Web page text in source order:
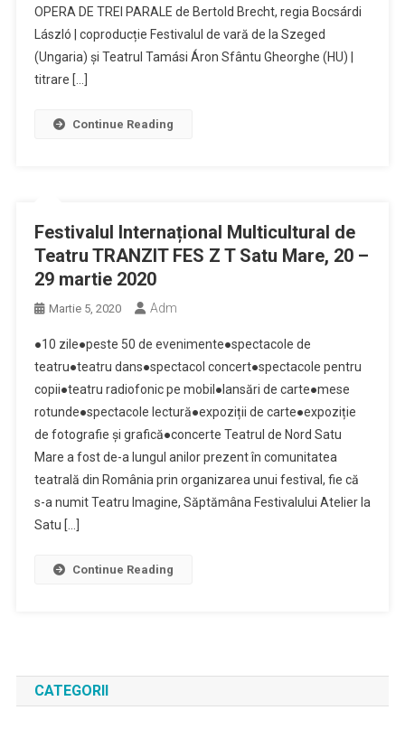
OPERA DE TREI PARALE de Bertold Brecht, regia Bocsárdi
László | coproducție Festivalul de vară de la Szeged
(Ungaria) și Teatrul Tamási Áron Sfântu Gheorghe (HU) |
titrare […]
Continue Reading
Festivalul Internațional Multicultural de
Teatru TRANZIT FES Z T Satu Mare, 20 –
29 martie 2020
Martie 5, 2020 Adm
●10 zile●peste 50 de evenimente●spectacole de
teatru●teatru dans●spectacol concert●spectacole pentru
copii●teatru radiofonic pe mobil●lansări de carte●mese
rotunde●spectacole lectură●expoziții de carte●expoziție
de fotografie și grafică●concerte Teatrul de Nord Satu
Mare a fost de-a lungul anilor prezent în comunitatea
teatrală din România prin organizarea unui festival, fie că
s-a numit Teatru Imagine, Săptămâna Festivalului Atelier la
Satu […]
Continue Reading
CATEGORII